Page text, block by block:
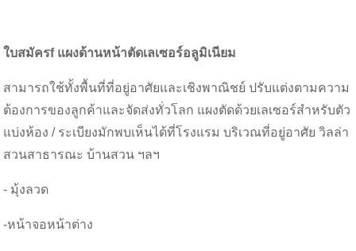
ใบสมัครf แผงด้านหน้าตัดเลเซอร์อลูมิเนียม
สามารถใช้ทั้งพื้นที่ที่อยู่อาศัยและเชิงพาณิชย์ ปรับแต่งตามความ
ต้องการของลูกค้าและจัดส่งทั่วโลก แผงตัดด้วยเลเซอร์สำหรับตัว
แบ่งห้อง / ระเบียงมักพบเห็นได้ที่โรงแรม บริเวณที่อยู่อาศัย วิลล่า
สวนสาธารณะ บ้านสวน ฯลฯ
- มุ้งลวด
-หน้าจอหน้าต่าง